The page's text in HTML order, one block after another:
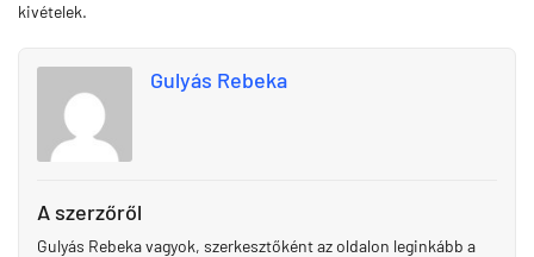
kivételek.
Gulyás Rebeka
A szerzőről
Gulyás Rebeka vagyok, szerkesztőként az oldalon leginkább a